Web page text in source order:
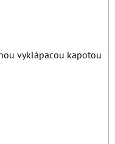
vyklápacou kapotou